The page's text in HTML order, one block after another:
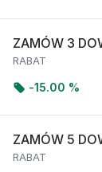
ZAMÓW 3
RABAT
-15.00 %
ZAMÓW 5
RABAT